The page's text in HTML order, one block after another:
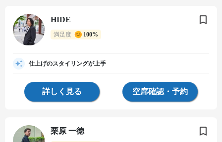
HIDE
満足度 100%
仕上げのスタイリングが上手
詳しく見る 空席確認・予約
栗原 一徳